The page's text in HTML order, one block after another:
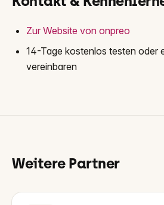
Zur Website von onpreo
14-Tage kostenlos testen oder
vereinbaren
Weitere Partner